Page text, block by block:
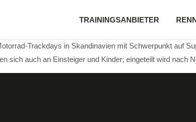
TRAININGSANBIETER
Trackdays in Skandinavien mit Schwerpunkt auf
sich auch an Einsteiger und Kinder; eingeteilt wird nach